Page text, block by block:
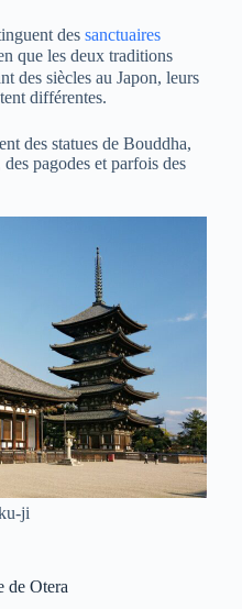
dessanctuaires
que les deux traditions
des siècles au Japon, leurs
différentes.
des statues de Bouddha,
pagodes et parfois des
ji
de Otera